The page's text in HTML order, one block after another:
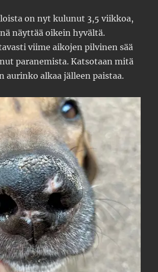
on nyt kulunut 3,5 viikkoa,
näyttää oikein hyvältä.
viime aikojen pilvinen sää
paranemista. Katsotaan mitä
aurinko alkaa jälleen paistaa.